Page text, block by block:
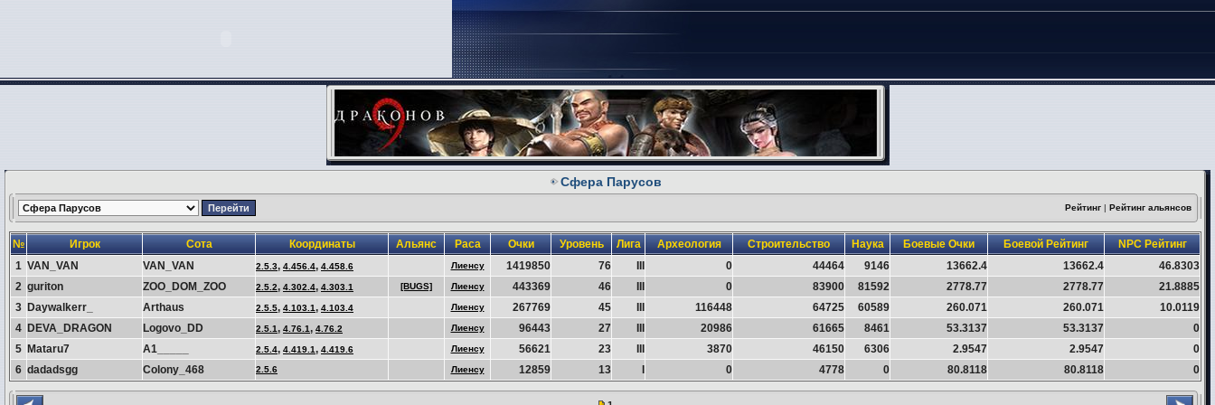
Сфера Парусов
Рейтинг | Рейтинг альянсов
№ Игрок Сота Координаты Альянс Раса Очки Уровень Лига Археология Строительство Наука Боевые Очки Боевой Рейтинг
NPC Рейтинг
1 VAN_VAN VAN_VAN 2.5.3, 4.456.4, 4.458.6 Лиенсу 1419850 76 0 44464 9146 13662.4 13662.4
46.8303
2 guriton ZOO_DOM_ZOO 2.5.2, 4.302.4, 4.303.1 [BUGS] Лиенсу 443369 46 0 83900 81592 2778.77 2778.77
21.8885
3 Daywalkerr_ Arthaus 2.5.5, 4.103.1, 4.103.4 Лиенсу 267769 45 116448 64725 60589 260.071 260.071
10.0119
4 DEVA_DRAGON Logovo_DD 2.5.1, 4.76.1, 4.76.2 Лиенсу 96443 27 20986 61665 8461 53.3137 53.3137
0
5 Mataru7 A1_____ 2.5.4, 4.419.1, 4.419.6 Лиенсу 56621 23 3870 46150 6306 2.9547 2.9547
0
6 dadadsgg Colony_468 2.5.6 Лиенсу 12859 13 0 4778 0 80.8118 80.8118 0